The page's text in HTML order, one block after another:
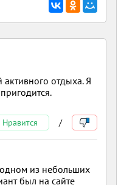
отдыха. Я
Нравится /
из небольших
был на сайте